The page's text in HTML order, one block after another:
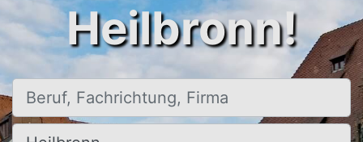
Heilbronn!
Beruf, Fachrichtung, Firma
Ort, Stadt